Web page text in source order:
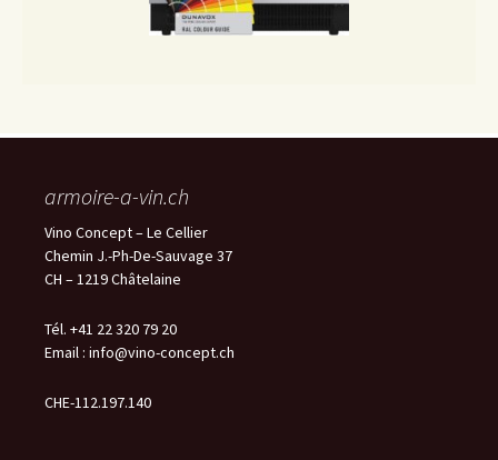
armoire-a-vin.ch
Vino Concept – Le Cellier
Chemin J.-Ph-De-Sauvage 37
CH – 1219 Châtelaine
Tél. +41 22 320 79 20
Email : info@vino-concept.ch
CHE-112.197.140